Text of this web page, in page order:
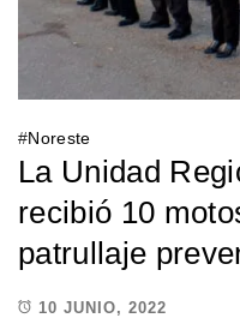
#Noreste
La Unidad
recibió 10
patrullaje
10 JUNIO, 2022